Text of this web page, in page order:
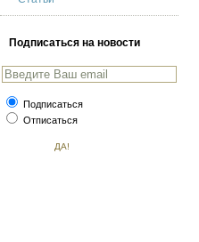
Подписаться на новости
Подписаться
Отписаться